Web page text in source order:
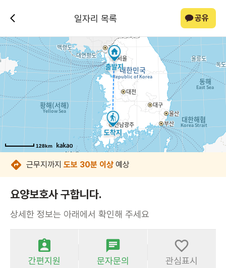
일자리 목록 공유
128km
128km
128km
128km
128km
128km
128km
128km
근무지까지 도보 30분 이상 예상
요양보호사 구합니다.
상세한 정보는 아래에서 확인해 주세요
간편지원 문자문의 관심표시